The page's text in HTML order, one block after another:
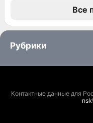
Все
Рубрики
Контактные данные для